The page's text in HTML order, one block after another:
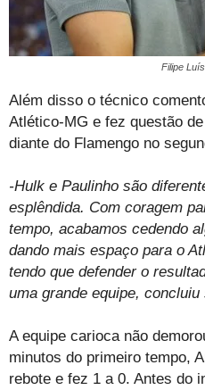
Filipe
Além disso o técnico
Atlético-MG e fez questão
diante do Flamengo no
-Hulk e Paulinho são
esplêndida. Com coragem
tempo, acabamos cedendo
dando mais espaço para o
tendo que defender o
uma grande equipe,
A equipe carioca não
minutos do primeiro tempo,
rebote e fez 1 a 0. Antes do